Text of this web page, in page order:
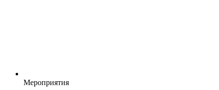
Мероприятия